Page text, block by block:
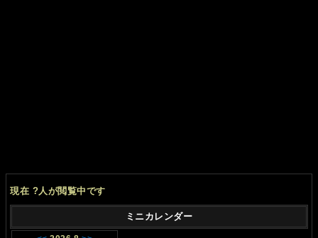
現在 ?人が閲覧中です
ミニカレンダー